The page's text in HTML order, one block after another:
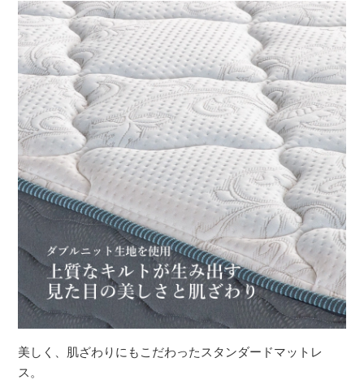
美しく、肌ざわりにもこだわったスタンダードマットレ
ス。